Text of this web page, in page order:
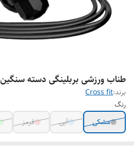
طناب ورزشی بربلینگی دسته سنگین
برند:Cross fit
رنگ
مشکی
آبی قرمز